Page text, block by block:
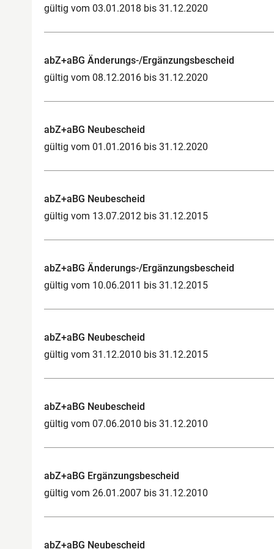
gültig vom 03.01.2018 bis 31.12.2020
abZ+aBG Änderungs-/Ergänzungsbescheid
gültig vom 08.12.2016 bis 31.12.2020
abZ+aBG Neubescheid
gültig vom 01.01.2016 bis 31.12.2020
abZ+aBG Neubescheid
gültig vom 13.07.2012 bis 31.12.2015
abZ+aBG Änderungs-/Ergänzungsbescheid
gültig vom 10.06.2011 bis 31.12.2015
abZ+aBG Neubescheid
gültig vom 31.12.2010 bis 31.12.2015
abZ+aBG Neubescheid
gültig vom 07.06.2010 bis 31.12.2010
abZ+aBG Ergänzungsbescheid
gültig vom 26.01.2007 bis 31.12.2010
abZ+aBG Neubescheid